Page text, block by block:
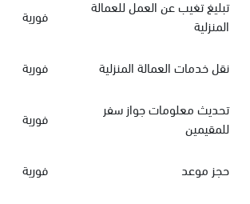
تبليغ تغيب عن العمل للعمالة
المنزلية
فورية
نقل خدمات العمالة المنزلية
فورية
تحديث معلومات جواز سفر
للمقيمين
فورية
حجز موعد
فورية